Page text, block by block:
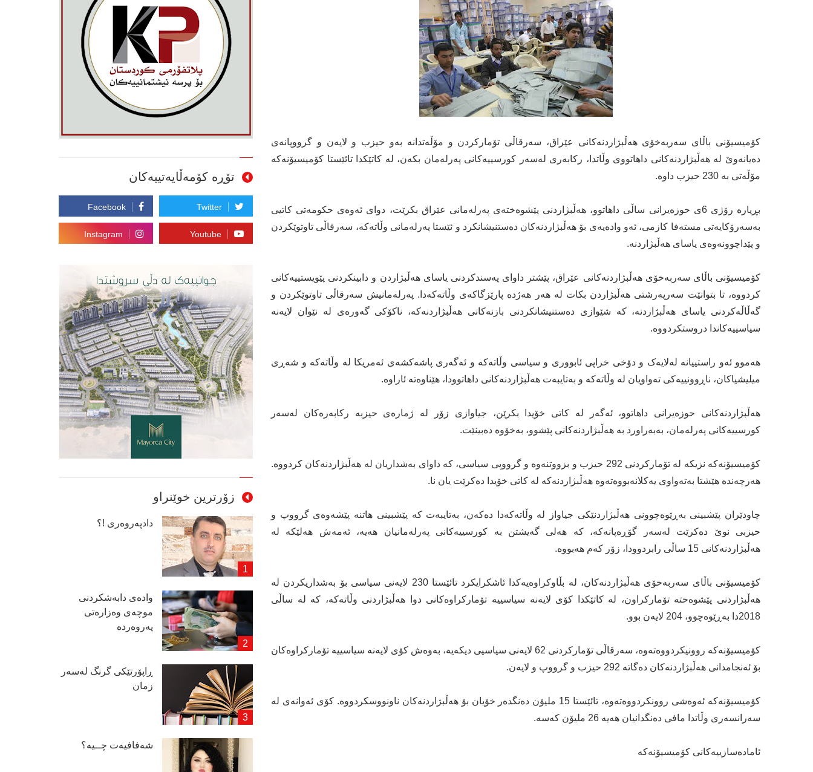
کۆمیسیۆنی باڵای سەربەخۆی هەڵبژاردنەکانی عێراق، سەرقاڵی تۆمارکردن و مۆڵەتدانە بەو حیزب و لایەن و گرووپانەی
دەیانەوێ لە هەڵبژاردنەکانی داهاتووی وڵاتدا، رکابەری لەسەر کورسییەکانی پەرلەمان بکەن، لە کاتێکدا تائێستا کۆمیسیۆنەکە
مۆڵەتی بە 230 حیزب داوە.
بڕیارە رۆژی 6ی حوزەیرانی ساڵی داهاتوو، هەڵبژاردنی پێشوەختەی پەرلەمانی عێراق بکرێت، دوای ئەوەی حکومەتی کاتیی
بەسەرۆکایەتی مستەفا کازمی، ئەو وادەیەی بۆ هەڵبژاردنەکان دەستنیشانکرد و ئێستا پەرلەمانی وڵاتەکە، سەرقاڵی تاوتوێکردن
و پێداچوونەوەی یاسای هەڵبژاردنە.
کۆمیسیۆنی باڵای سەربەخۆی هەڵبژاردنەکانی عێراق، پێشتر داوای پەسندکردنی یاسای هەڵبژاردن و دابینکردنی پێویستییەکانی
کردووە، تا بتوانێت سەرپەرشتی هەڵبژاردن بکات لە هەر هەژدە پارێزگاکەی وڵاتەکەدا. پەرلەمانیش سەرقاڵی تاوتوێکردن و
گەڵاڵەکردنی یاسای هەڵبژاردنە، کە شێوازی دەستنیشانکردنی بازنەکانی هەڵبژاردنەکە، ناکۆکی گەورەی لە نێوان لایەنە
سیاسییەکاندا دروستکردووە.
هەموو ئەو راستییانە لەلایەک و دۆخی خراپی ئابووری و سیاسی وڵاتەکە و ئەگەری پاشەکشەی ئەمریکا لە وڵاتەکە و شەڕی
میلیشیاکان، ناڕوونییەکی تەواویان لە وڵاتەکە و بەتایبەت هەڵبژاردنەکانی داهاتوودا، هێناوەتە ئاراوە.
هەڵبژاردنەکانی حوزەیرانی داهاتوو، ئەگەر لە کاتی خۆیدا بکرێن، جیاوازی زۆر لە ژمارەی حیزبە رکابەرەکان لەسەر
کورسییەکانی پەرلەمان، بەبەراورد بە هەڵبژاردنەکانی پێشوو، بەخۆوە دەبینێت.
کۆمیسیۆنەکە نزیکە لە تۆمارکردنی 292 حیزب و بزووتنەوە و گرووپی سیاسی، کە داوای بەشداریان لە هەڵبژاردنەکان کردووە.
هەرچەندە هێشتا بەتەواوی یەکلانەبووەتەوە هەڵبژاردنەکە لە کاتی خۆیدا دەکرێت یان نا.
چاودێران پێشبینی بەڕێوەچوونی هەڵبژاردنێکی جیاواز لە وڵاتەکەدا دەکەن، بەتایبەت کە پێشبینی هاتنە پێشەوەی گرووپ و
حیزبی نوێ دەکرێت لەسەر گۆڕەپانەکە، کە هەلی گەیشتن بە کورسییەکانی پەرلەمانیان هەیە، ئەمەش هەلێکە لە
هەڵبژاردنەکانی 15 ساڵی رابردوودا، زۆر کەم هەبووە.
کۆمیسیۆنی باڵای سەربەخۆی هەڵبژاردنەکان، لە بڵاوکراوەیەکدا ئاشکرایکرد تائێستا 230 لایەنی سیاسی بۆ بەشداریکردن لە
هەڵبژاردنی پێشوەختە تۆمارکراون، لە کاتێکدا کۆی لایەنە سیاسییە تۆمارکراوەکانی دوا هەڵبژاردنی وڵاتەکە، کە لە ساڵی
2018دا بەڕێوەچوو، 204 لایەن بوو.
کۆمیسیۆنەکە روونیکردووەتەوە، سەرقاڵی تۆمارکردنی 62 لایەنی سیاسیی دیکەیە، بەوەش کۆی لایەنە سیاسییە تۆمارکراوەکان
بۆ ئەنجامدانی هەڵبژاردنەکان دەگاتە 292 حیزب و گرووپ و لایەن.
کۆمیسیۆنەکە ئەوەشی روونکردووەتەوە، تائێستا 15 ملیۆن دەنگدەر خۆیان بۆ هەڵبژاردنەکان ناونووسکردووە. کۆی ئەوانەی لە
سەرانسەری وڵاتدا مافی دەنگدانیان هەیە 26 ملیۆن کەسە.
ئامادەسازییەکانی کۆمیسیۆنەکە
تۆڕە کۆمەڵایەتییەکان
زۆرترین خوێنراو
دادپەروەری !؟
وادەی دابەشكردنی
موچەی وەزارەتی
پەروەردە
ڕاپۆرتێكی گرنگ لەسەر
زمان
شەفافیەت چــیە؟